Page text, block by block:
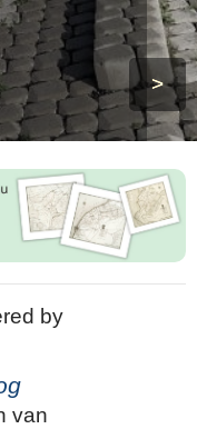
>
by
van